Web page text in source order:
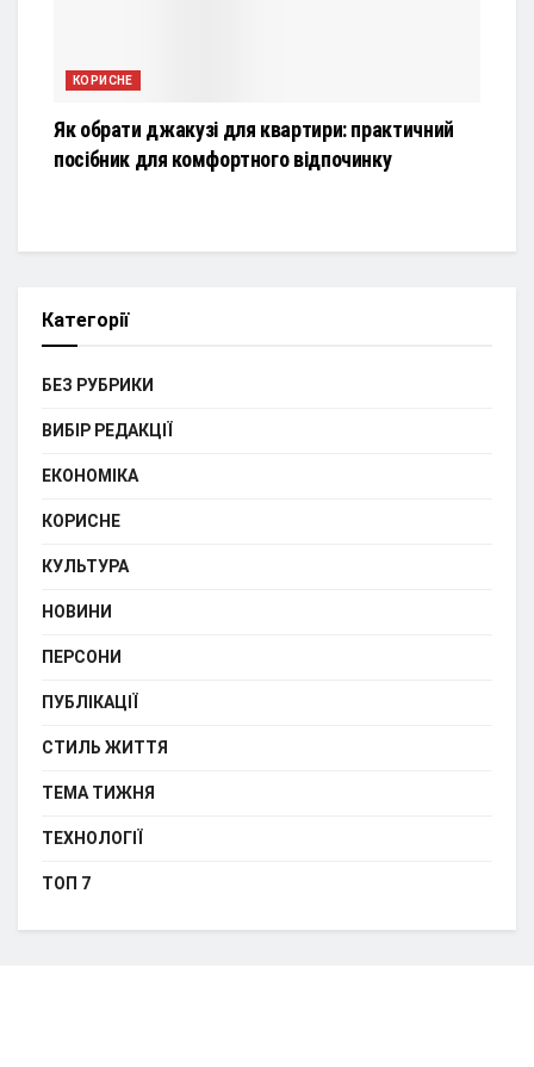
КОРИСНЕ
Як обрати джакузі для квартири: практичний
посібник для комфортного відпочинку
Категорії
БЕЗ РУБРИКИ
ВИБІР РЕДАКЦІЇ
ЕКОНОМІКА
КОРИСНЕ
КУЛЬТУРА
НОВИНИ
ПЕРСОНИ
ПУБЛІКАЦІЇ
СТИЛЬ ЖИТТЯ
ТЕМА ТИЖНЯ
ТЕХНОЛОГІЇ
ТОП 7